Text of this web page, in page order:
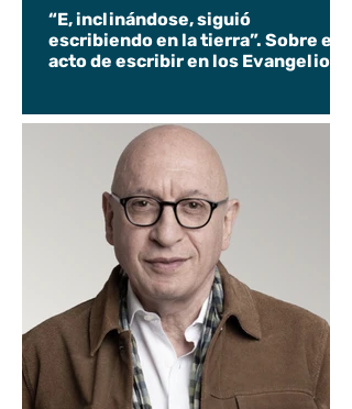
“E, inclinándose, siguió
escribiendo en la tierra”. Sobre el
acto de escribir en los Evangelios.